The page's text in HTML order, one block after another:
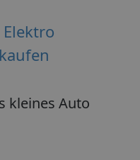
kleines Auto